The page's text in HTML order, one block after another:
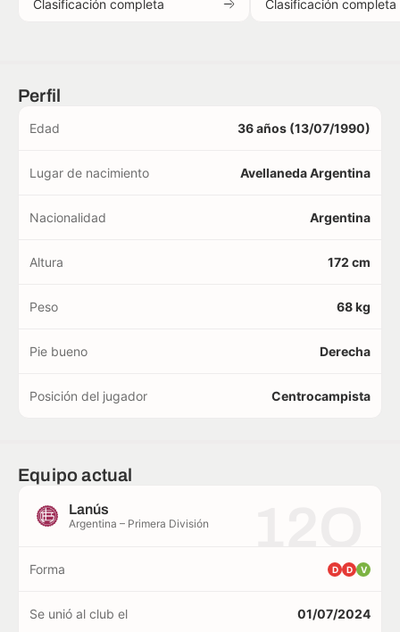
Clasificación completa Clasificación completa
Perfil
Edad 36 años (13/07/1990)
Lugar de nacimiento Avellaneda Argentina
Nacionalidad Argentina
Altura 172 cm
Peso 68 kg
Pie bueno Derecha
Posición del jugador Centrocampista
Equipo actual
Lanús
Argentina – Primera División
Forma D D V
Se unió al club el 01/07/2024